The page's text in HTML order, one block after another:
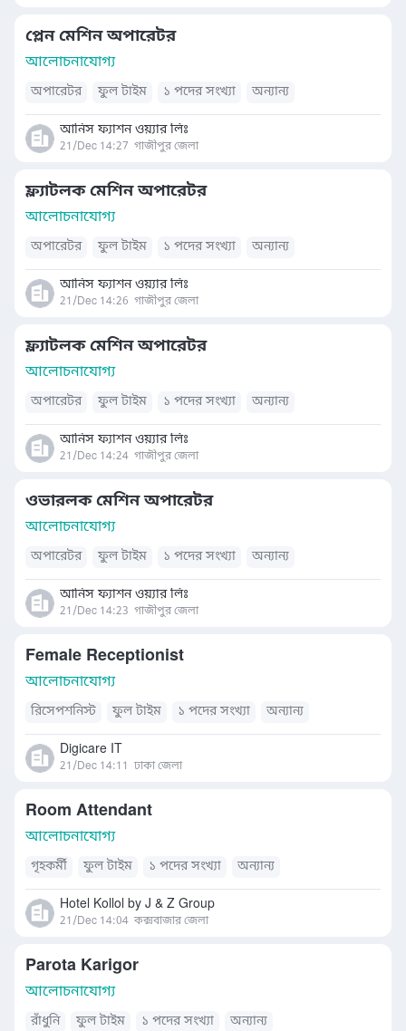
প্লেন মেশিন অপারেটর
আলোচনাযোগ্য
অপারেটর ফুল টাইম ১ পদের সংখ্যা অন্যান্য
আনিস ফ্যাশন ওয়্যার লিঃ
21/Dec 14:27 গাজীপুর জেলা
ফ্ল্যাটলক মেশিন অপারেটর
আলোচনাযোগ্য
অপারেটর ফুল টাইম ১ পদের সংখ্যা অন্যান্য
আনিস ফ্যাশন ওয়্যার লিঃ
21/Dec 14:26 গাজীপুর জেলা
ফ্ল্যাটলক মেশিন অপারেটর
আলোচনাযোগ্য
অপারেটর ফুল টাইম ১ পদের সংখ্যা অন্যান্য
আনিস ফ্যাশন ওয়্যার লিঃ
21/Dec 14:24 গাজীপুর জেলা
ওভারলক মেশিন অপারেটর
আলোচনাযোগ্য
অপারেটর ফুল টাইম ১ পদের সংখ্যা অন্যান্য
আনিস ফ্যাশন ওয়্যার লিঃ
21/Dec 14:23 গাজীপুর জেলা
Female Receptionist
আলোচনাযোগ্য
রিসেপশনিস্ট ফুল টাইম ১ পদের সংখ্যা অন্যান্য
Digicare IT
21/Dec 14:11 ঢাকা জেলা
Room Attendant
আলোচনাযোগ্য
গৃহকর্মী ফুল টাইম ১ পদের সংখ্যা অন্যান্য
Hotel Kollol by J & Z Group
21/Dec 14:04 কক্সবাজার জেলা
Parota Karigor
আলোচনাযোগ্য
রাঁধুনি ফুল টাইম ১ পদের সংখ্যা অন্যান্য